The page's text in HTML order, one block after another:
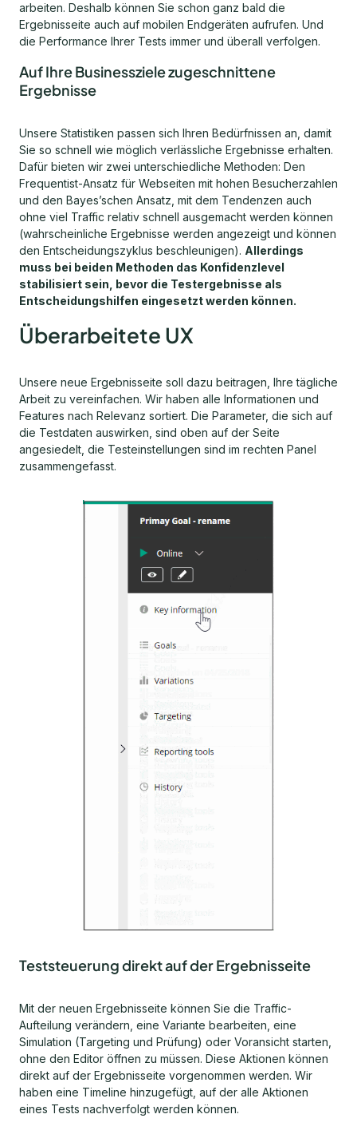
arbeiten. Deshalb können Sie schon ganz bald die
Ergebnisseite auch auf mobilen Endgeräten aufrufen. Und
die Performance Ihrer Tests immer und überall verfolgen.
Auf Ihre Businessziele zugeschnittene
Ergebnisse
Unsere Statistiken passen sich Ihren Bedürfnissen an, damit
Sie so schnell wie möglich verlässliche Ergebnisse erhalten.
Dafür bieten wir zwei unterschiedliche Methoden: Den
Frequentist-Ansatz für Webseiten mit hohen Besucherzahlen
und den Bayes’schen Ansatz, mit dem Tendenzen auch
ohne viel Traffic relativ schnell ausgemacht werden können
(wahrscheinliche Ergebnisse werden angezeigt und können
den Entscheidungszyklus beschleunigen). Allerdings
muss bei beiden Methoden das Konfidenzlevel
stabilisiert sein, bevor die Testergebnisse als
Entscheidungshilfen eingesetzt werden können.
Überarbeitete UX
Unsere neue Ergebnisseite soll dazu beitragen, Ihre tägliche
Arbeit zu vereinfachen. Wir haben alle Informationen und
Features nach Relevanz sortiert. Die Parameter, die sich auf
die Testdaten auswirken, sind oben auf der Seite
angesiedelt, die Testeinstellungen sind im rechten Panel
zusammengefasst.
Teststeuerung direkt auf der Ergebnisseite
Mit der neuen Ergebnisseite können Sie die Traffic-
Aufteilung verändern, eine Variante bearbeiten, eine
Simulation (Targeting und Prüfung) oder Voransicht starten,
ohne den Editor öffnen zu müssen. Diese Aktionen können
direkt auf der Ergebnisseite vorgenommen werden. Wir
haben eine Timeline hinzugefügt, auf der alle Aktionen
eines Tests nachverfolgt werden können.